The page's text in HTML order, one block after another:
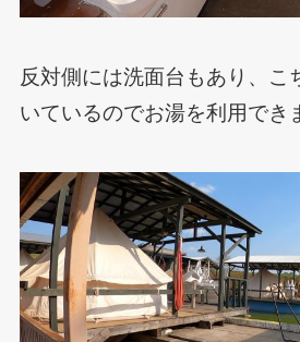
反対側には洗面台もあり、こ
いているのでお湯を利用でき